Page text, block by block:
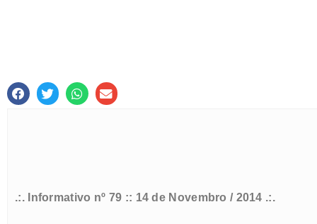
.:. Informativo nº 79 :: 14 de Novembro / 2014 .:.